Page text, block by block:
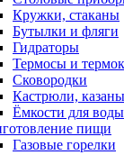
Кружки, стаканы
Бутылки и фляги
Гидраторы
Термосы и
Сковородки
Кастрюли, казаны
Ёмкости для воды
пищи
Газовые горелки